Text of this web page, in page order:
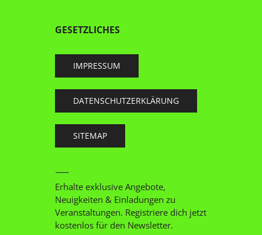
GESETZLICHES
IMPRESSUM
DATENSCHUTZERKLÄRUNG
SITEMAP
Erhalte exklusive Angebote,
Neuigkeiten & Einladungen zu
Veranstaltungen. Registriere dich jetzt
kostenlos für den Newsletter.